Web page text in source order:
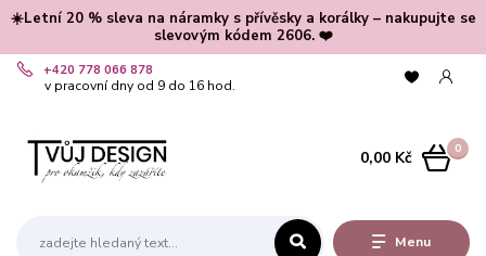
☀️Letní 20 % sleva na náramky s přívěsky a korálky – nakupujte se
slevovým kódem 2606. ❤️
Menu
+420 778 066 878
v pracovní dny od 9 do 16 hod.
0
0,00 Kč